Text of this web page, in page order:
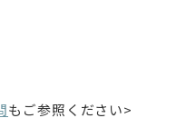
もご参照ください>